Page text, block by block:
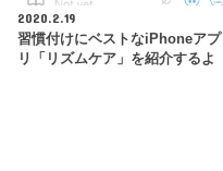
2020.2.19
習慣付けにベストなiPhoneアプ
リ「リズムケア」を紹介するよ